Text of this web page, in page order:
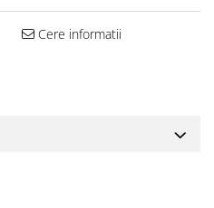
Cere informatii